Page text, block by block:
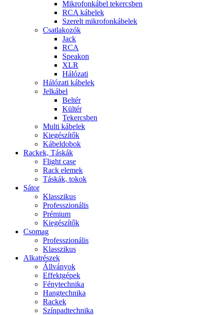
Mikrofonkábel tekercsben
RCA kábelek
Szerelt mikrofonkábelek
Csatlakozók
Jack
RCA
Speakon
XLR
Hálózati
Hálózati kábelek
Jelkábel
Beltér
Kültér
Tekercsben
Multi kábelek
Kiegészítők
Kábeldobok
Rackek, Táskák
Flight case
Rack elemek
Táskák, tokok
Sátor
Klasszikus
Professzionális
Prémium
Kiegészítők
Csomag
Professzionális
Klasszikus
Alkatrészek
Állványok
Effektgépek
Fénytechnika
Hangtechnika
Rackek
Színpadtechnika